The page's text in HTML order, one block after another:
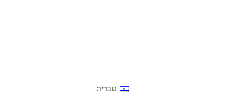
עברית